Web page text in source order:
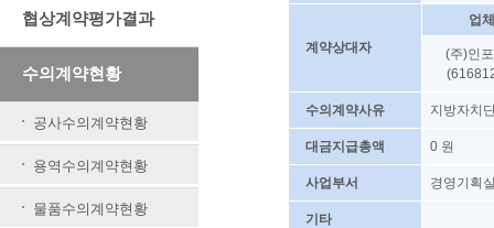
협상계약평가결과
수의계약현황
공사수의계약현황
용역수의계약현황
물품수의계약현황
계약상대자
업
(주)인
수의계약사유 지방자치
대금지급총액 0 원
사업부서 경영기획
기타